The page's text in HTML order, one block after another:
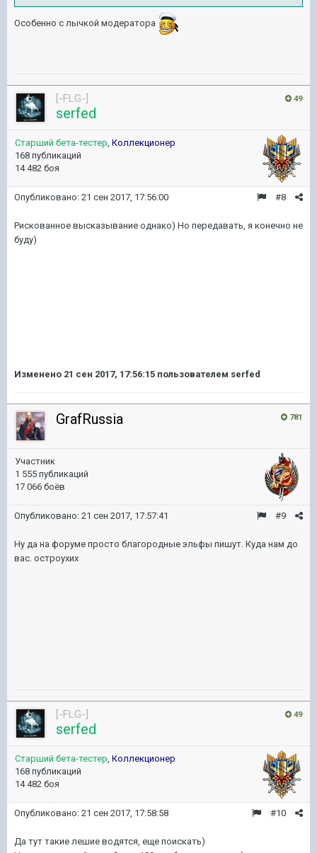
Особенно с лычкой модератора
49
[-FLG-]
serfed
Старший бета-тестер Коллекционер
168 публикаций
14 482 боя
#8
Опубликовано: 21 сен 2017, 17:56:00
Рискованное высказывание однако) Но передавать, я конечно не
буду)
Изменено 21 сен 2017, 17:56:15 пользователем serfed
781
GrafRussia
Участник
1 555 публикаций
17 066 боёв
#9
Опубликовано: 21 сен 2017, 17:57:41
Ну да на форуме просто благородные эльфы пишут. Куда нам до
вас. остроухих
49
[-FLG-]
serfed
Старший бета-тестер Коллекционер
168 публикаций
14 482 боя
#10
Опубликовано: 21 сен 2017, 17:58:58
Да тут такие лешие водятся, еще поискать)